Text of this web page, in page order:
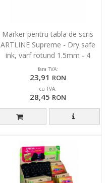
Marker pentru tabla de scris
ARTLINE Supreme - Dry safe
ink, varf rotund 1.5mm - 4
culori/set
fara TVA:
23,91 RON
cu TVA:
28,45 RON